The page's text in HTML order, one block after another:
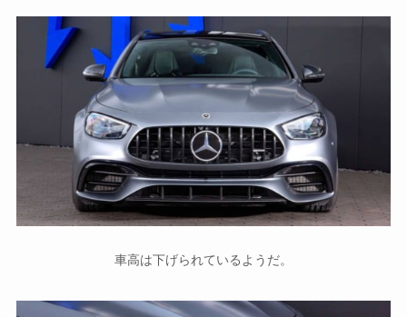
車高は下げられているようだ。